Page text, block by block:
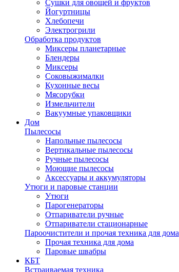
Сушки для овощей и фруктов
Йогуртницы
Хлебопечи
Электрогрили
Обработка продуктов
Миксеры планетарные
Блендеры
Миксеры
Соковыжималки
Кухонные весы
Мясорубки
Измельчители
Вакуумные упаковщики
Дом
Пылесосы
Напольные пылесосы
Вертикальные пылесосы
Ручные пылесосы
Моющие пылесосы
Аксессуары и аккумуляторы
Утюги и паровые станции
Утюги
Парогенераторы
Отпариватели ручные
Отпариватели стационарные
Пароочистители и прочая техника для дома
Прочая техника для дома
Паровые швабры
КБТ
Встраиваемая техника